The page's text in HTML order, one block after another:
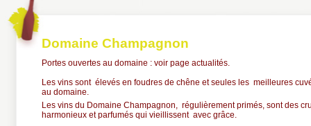
Domaine Champagnon
Portes ouvertes au domaine : voir page actualités.
Les vins sont élevés en foudres de chêne et seules les meilleures
au domaine.
Les vins du Domaine Champagnon, régulièrement primés, sont des
harmonieux et parfumés qui vieillissent avec grâce.